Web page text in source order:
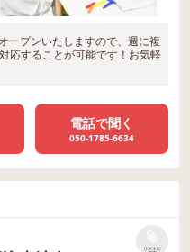
ープンいたしますので、週に複
応することが可能です！お気軽
電話で聞く
050-1785-6634
リストに